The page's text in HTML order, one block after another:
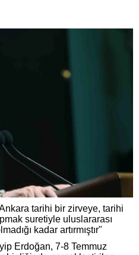
tarihi bir zirveye, tarihi
suretiyle uluslararası
kadar artırmıştır"
Erdoğan, 7-8 Temmuz